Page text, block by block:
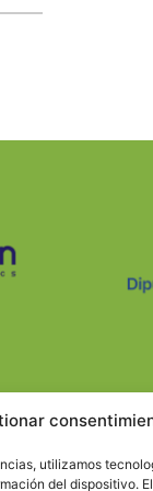
utilizamos
del dispositivo.